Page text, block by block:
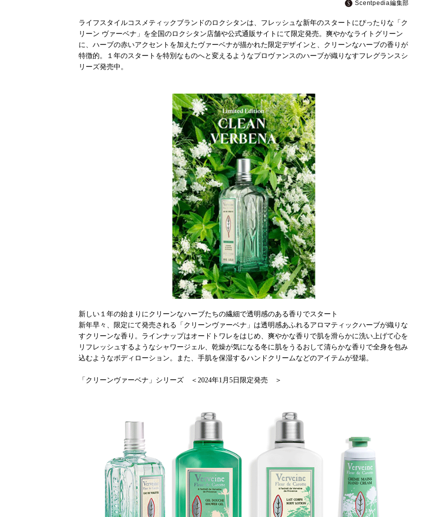
Scentpedia編集部
ライフスタイルコスメティックブランドのロクシタンは、フレッシュな新年のスタートにぴったりな「ク
リーン ヴァーベナ」を全国のロクシタン店舗や公式通販サイトにて限定発売。爽やかなライトグリーン
に、ハーブの赤いアクセントを加えたヴァーベナが描かれた限定デザインと、クリーンなハーブの香りが
特徴的。１年のスタートを特別なものへと変えるようなプロヴァンスのハーブが織りなすフレグランスシ
リーズ発売中。
新しい１年の始まりにクリーンなハーブたちの繊細で透明感のある香りでスタート
新年早々、限定にて発売される「クリーンヴァーベナ」は透明感あふれるアロマティックハーブが織りな
すクリーンな香り。ラインナップはオードトワレをはじめ、爽やかな香りで肌を滑らかに洗い上げて心を
リフレッシュするようなシャワージェル、乾燥が気になる冬に肌をうるおして清らかな香りで全身を包み
込むようなボディローション。また、手肌を保湿するハンドクリームなどのアイテムが登場。
「クリーンヴァーベナ」シリーズ ＜2024年1月5日限定発売 ＞